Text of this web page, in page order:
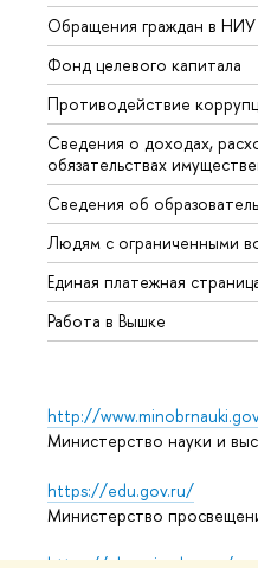
Обращения граждан в
Фонд целевого капитала
Противодействие
Сведения о доходах,
обязательствах
Сведения об
Людям с ограниченными
Единая платежная
Работа в Вышке
http://
Министерство науки и
https://edu.gov.ru/
Министерство